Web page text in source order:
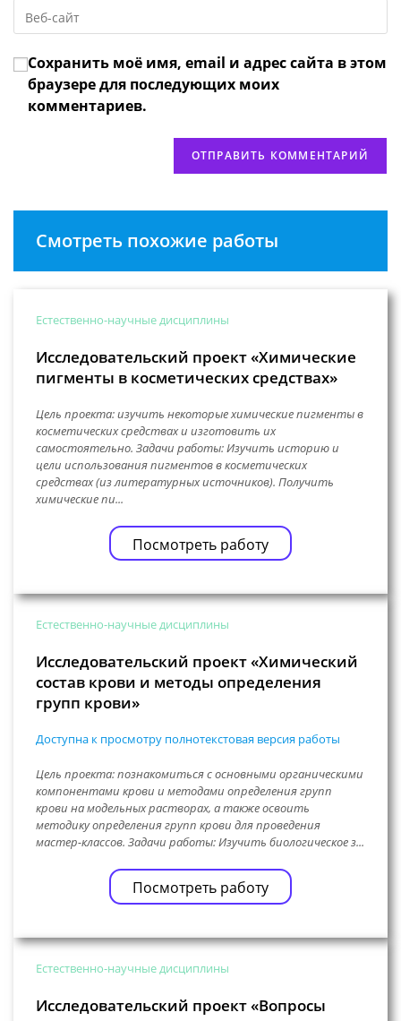
чтобы
прокомментировать
адрес,
чтобы
URL
веб-
сайта
(необязательно)
Сохранить моё имя, email и адрес сайта в этом
браузере для последующих моих
комментариев.
Смотреть похожие работы
Естественно-научные дисциплины
Исследовательский проект «Химические
пигменты в косметических средствах»
Цель проекта: изучить некоторые химические пигменты в
косметических средствах и изготовить их
самостоятельно. Задачи работы: Изучить историю и
цели использования пигментов в косметических
средствах (из литературных источников). Получить
химические пи...
Посмотреть работу
Естественно-научные дисциплины
Исследовательский проект «Химический
состав крови и методы определения
групп крови»
Доступна к просмотру полнотекстовая версия работы
Цель проекта: познакомиться с основными органическими
компонентами крови и методами определения групп
крови на модельных растворах, а также освоить
методику определения групп крови для проведения
мастер-классов. Задачи работы: Изучить биологическое з...
Посмотреть работу
Естественно-научные дисциплины
Исследовательский проект «Вопросы